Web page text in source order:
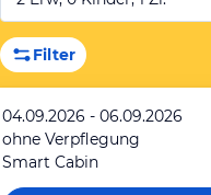
Filter
04.09.2026 - 06.09.2026
ohne Verpflegung
Smart Cabin